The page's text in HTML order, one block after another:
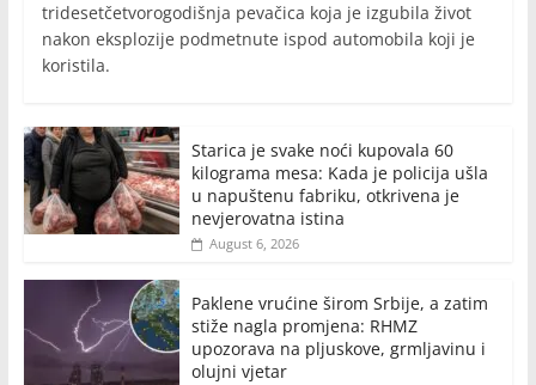
tridesetčetvorogodišnja pevačica koja je izgubila život
nakon eksplozije podmetnute ispod automobila koji je
koristila.
Starica je svake noći kupovala 60
kilograma mesa: Kada je policija ušla
u napuštenu fabriku, otkrivena je
nevjerovatna istina
August 6, 2026
Paklene vrućine širom Srbije, a zatim
stiže nagla promjena: RHMZ
upozorava na pljuskove, grmljavinu i
olujni vjetar